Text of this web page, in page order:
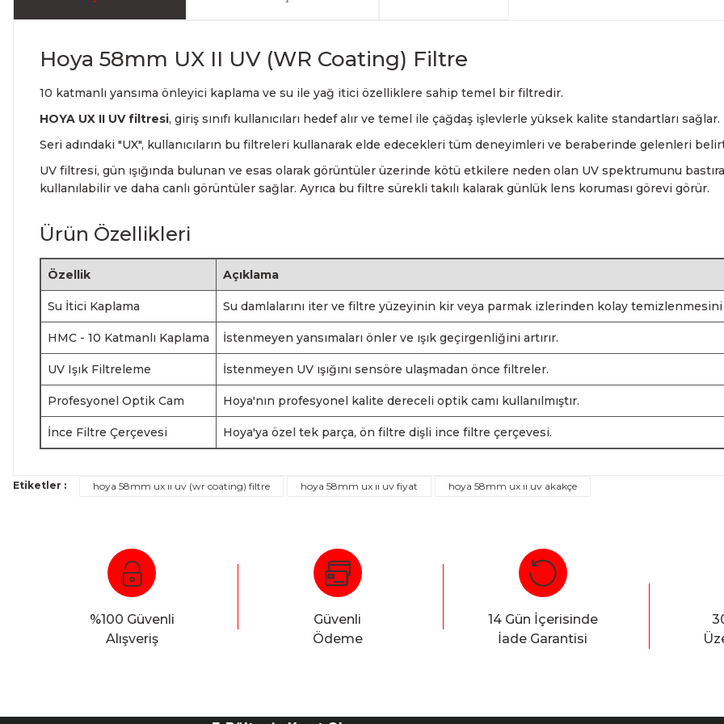
Hoya 58mm UX II UV (WR Coating) Filtre
10 katmanlı yansıma önleyici kaplama ve su ile yağ itici özelliklere sahip temel bir filtredir.
HOYA UX II UV filtresi, giriş sınıfı kullanıcıları hedef alır ve temel ile çağdaş işlevlerle yüksek kalite standartları sağlar.
Seri adındaki "UX", kullanıcıların bu filtreleri kullanarak elde edecekleri tüm deneyimleri ve beraberinde gelenleri
UV filtresi, gün ışığında bulunan ve esas olarak görüntüler üzerinde kötü etkilere neden olan UV spektrumunu
kullanılabilir ve daha canlı görüntüler sağlar. Ayrıca bu filtre sürekli takılı kalarak günlük lens koruması görevi görür.
Ürün Özellikleri
Özellik Açıklama
Su İtici Kaplama Su damlalarını iter ve filtre yüzeyinin kir veya parmak izlerinden kolay temizlenmesini
HMC - 10 Katmanlı Kaplama İstenmeyen yansımaları önler ve ışık geçirgenliğini artırır.
UV Işık Filtreleme İstenmeyen UV ışığını sensöre ulaşmadan önce filtreler.
Profesyonel Optik Cam Hoya'nın profesyonel kalite dereceli optik camı kullanılmıştır.
İnce Filtre Çerçevesi Hoya'ya özel tek parça, ön filtre dişli ince filtre çerçevesi.
Yorum Yaz
Etiketler : hoya 58mm ux ıı uv (wr coating) filtre hoya 58mm ux ıı uv fiyat hoya 58mm ux ıı uv akakçe
%100 Güvenli
Alışveriş
Güvenli
Ödeme
14 Gün İçerisinde
İade Garantisi